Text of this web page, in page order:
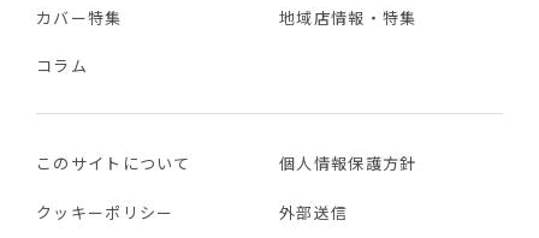
カバー特集 地域店情報・特集
コラム
このサイトについて 個人情報保護方針
クッキーポリシー 外部送信